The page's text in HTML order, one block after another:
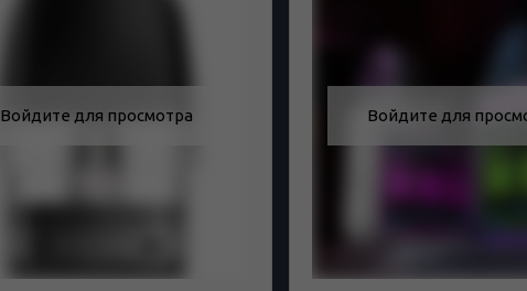
Войдите для просмотра Войдите для